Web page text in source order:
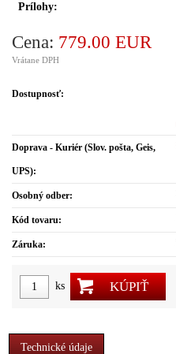
Prílohy:
Cena: 779.00 EUR
Vrátane DPH
Dostupnosť:
Doprava - Kuriér (Slov. pošta, Geis,
UPS):
Osobný odber:
Kód tovaru:
Záruka:
ks KÚPIŤ
Technické údaje